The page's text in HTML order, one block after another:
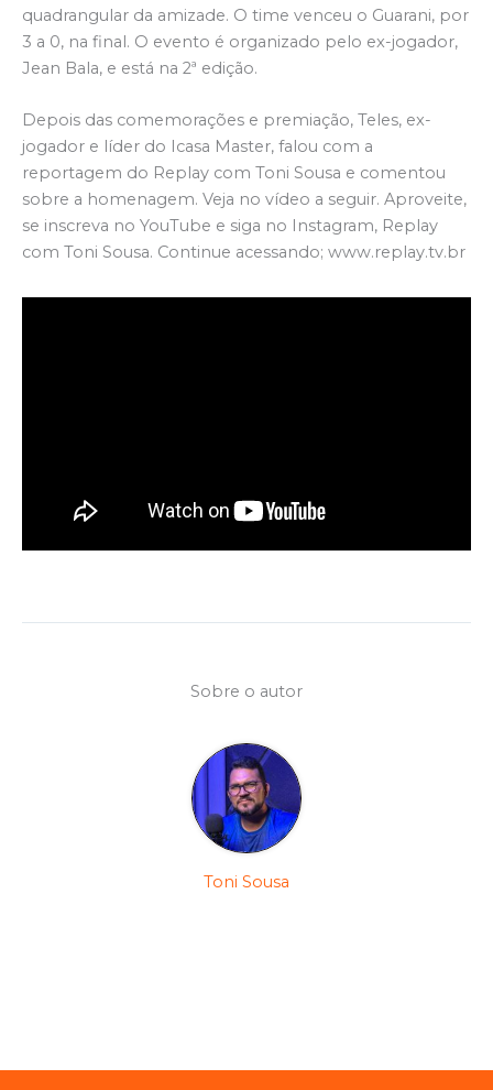
quadrangular da amizade. O time venceu o Guarani, por
3 a 0, na final. O evento é organizado pelo ex-jogador,
Jean Bala, e está na 2ª edição.
Depois das comemorações e premiação, Teles, ex-
jogador e líder do Icasa Master, falou com a
reportagem do Replay com Toni Sousa e comentou
sobre a homenagem. Veja no vídeo a seguir. Aproveite,
se inscreva no YouTube e siga no Instagram, Replay
com Toni Sousa. Continue acessando; www.replay.tv.br
Sobre o autor
Toni Sousa